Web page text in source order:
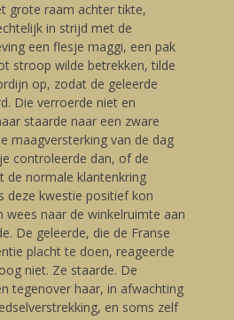
grote raam achter tikte,
in strijd met de
een flesje maggi, een pak
stroop wilde betrekken, tilde
op, zodat de geleerde
Die verroerde niet en
staarde naar een zware
maagversterking van de dag
controleerde dan, of de
de normale klantenkring
deze kwestie positief kon
wees naar de winkelruimte aan
De geleerde, die de Franse
placht te doen, reageerde
niet. Ze staarde. De
tegenover haar, in afwachting
en soms zelf